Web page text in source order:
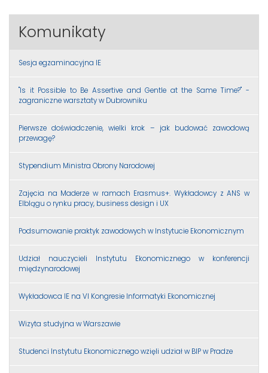
Komunikaty
Sesja egzaminacyjna IE
"Is it Possible to Be Assertive and Gentle at the Same Time?" -
zagraniczne warsztaty w Dubrowniku
Pierwsze doświadczenie, wielki krok – jak budować zawodową
przewagę?
Stypendium Ministra Obrony Narodowej
Zajęcia na Maderze w ramach Erasmus+. Wykładowcy z ANS w
Elblągu o rynku pracy, business design i UX
Podsumowanie praktyk zawodowych w Instytucie Ekonomicznym
Udział nauczycieli Instytutu Ekonomicznego w konferencji
międzynarodowej
Wykładowca IE na VI Kongresie Informatyki Ekonomicznej
Wizyta studyjna w Warszawie
Studenci Instytutu Ekonomicznego wzięli udział w BIP w Pradze